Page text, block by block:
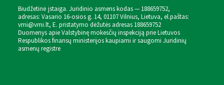
Biudžetinė įstaiga. Juridinio asmens kodas — 188659752,
adresas: Vasario 16-osios g. 14, 01107 Vilnius, Lietuva, el.paštas:
vmi@vmi.lt, E. pristatymo dėžutės adresas 188659752
Duomenys apie Valstybinę mokesčių inspekciją prie Lietuvos
Respublikos finansų ministerijos kaupiami ir saugomi Juridinių
asmenų registre